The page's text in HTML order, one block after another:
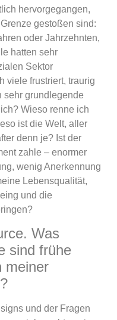
hervorgegangen,
gestoßen sind:
oder Jahrzehnten,
hatten sehr
Sektor
viele frustriert, traurig
sehr grundlegende
Wieso renne ich
ist die Welt, aller
denn je? Ist der
zahle – enormer
wenig Anerkennung
Lebensqualität,
und die
Was
sind frühe
meiner
und der Fragen